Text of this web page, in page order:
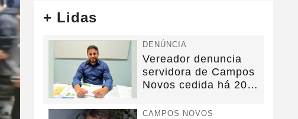
+ Lidas
DENÚNCIA
Vereador denuncia
servidora de Campos
Novos cedida há 20
CAMPOS NOVOS